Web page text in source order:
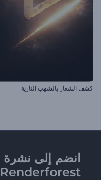
كشف الشعار بالشهب النارية
انضم إلى نشرة
Renderforest الإخبارية